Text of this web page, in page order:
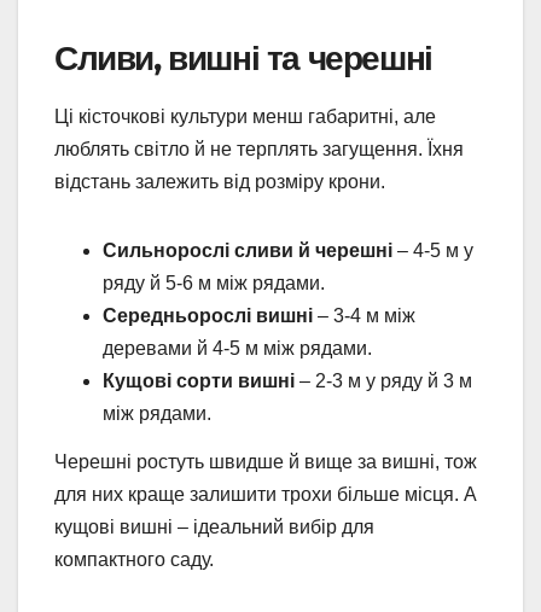
Сливи, вишні та черешні
Ці кісточкові культури менш габаритні, але
люблять світло й не терплять загущення. Їхня
відстань залежить від розміру крони.
Сильнорослі сливи й черешні – 4-5 м у
ряду й 5-6 м між рядами.
Середньорослі вишні – 3-4 м між
деревами й 4-5 м між рядами.
Кущові сорти вишні – 2-3 м у ряду й 3 м
між рядами.
Черешні ростуть швидше й вище за вишні, тож
для них краще залишити трохи більше місця. А
кущові вишні – ідеальний вибір для
компактного саду.